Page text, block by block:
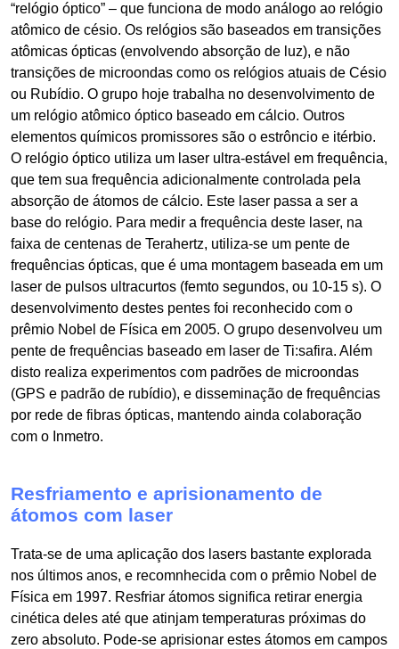
“relógio óptico” – que funciona de modo análogo ao relógio
atômico de césio. Os relógios são baseados em transições
atômicas ópticas (envolvendo absorção de luz), e não
transições de microondas como os relógios atuais de Césio
ou Rubídio. O grupo hoje trabalha no desenvolvimento de
um relógio atômico óptico baseado em cálcio. Outros
elementos químicos promissores são o estrôncio e itérbio.
O relógio óptico utiliza um laser ultra-estável em frequência,
que tem sua frequência adicionalmente controlada pela
absorção de átomos de cálcio. Este laser passa a ser a
base do relógio. Para medir a frequência deste laser, na
faixa de centenas de Terahertz, utiliza-se um pente de
frequências ópticas, que é uma montagem baseada em um
laser de pulsos ultracurtos (femto segundos, ou 10-15 s). O
desenvolvimento destes pentes foi reconhecido com o
prêmio Nobel de Física em 2005. O grupo desenvolveu um
pente de frequências baseado em laser de Ti:safira. Além
disto realiza experimentos com padrões de microondas
(GPS e padrão de rubídio), e disseminação de frequências
por rede de fibras ópticas, mantendo ainda colaboração
com o Inmetro.
Resfriamento e aprisionamento de
átomos com laser
Trata-se de uma aplicação dos lasers bastante explorada
nos últimos anos, e recomnhecida com o prêmio Nobel de
Física em 1997. Resfriar átomos significa retirar energia
cinética deles até que atinjam temperaturas próximas do
zero absoluto. Pode-se aprisionar estes átomos em campos